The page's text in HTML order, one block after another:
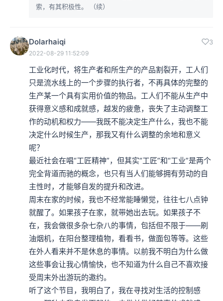
索，有其积极性。 （续）
Dolarhaiqi 3
2022-08-29 11:52:09
工业化时代，将生产者和所生产的产品割裂开，工人们
只是流水线上的一个步骤的执行者，不再具体的完整的
生产某一个具有实用价值的物品。工人们不能从生产中
获得意义感和成就感，越发的疲惫，丧失了主动调整工
作的动机和权力——我既不能决定生产什么，我也不能
决定什么时候生产，那我又有什么调整的余地和意义
呢？
最近社会在唱“工匠精神”，但其实“工匠”和“工业”是两个
完全背道而驰的概念，也只有当人们能够拥有劳动的自
主性时，才能够自发的提升和改进。
周末在家的时候，我也不经常能睡懒觉，往往七八点钟
就醒了。如果孩子在家，就带她出去玩。如果孩子不
在，我会做很多杂七杂八的事情，包括但不限于——刷
油烟机，在阳台整理植物，看看书，做面包等等。这些
在外人看来并不是休息的事情。以前我不明白为什么做
这些事会让我心情愉快，也不知道为什么自己不喜欢接
受周末外出游玩的邀约。
听了这个节目，我明白了，我在寻找对生活的控制感